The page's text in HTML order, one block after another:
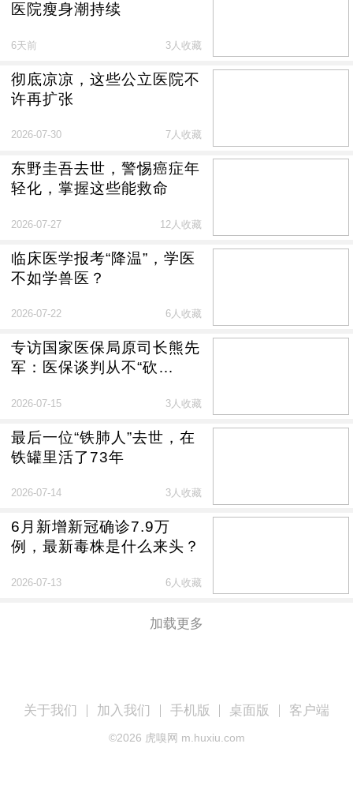
医院瘦身潮持续
6天前 3人收藏
彻底凉凉，这些公立医院不
许再扩张
2026-07-30 7人收藏
东野圭吾去世，警惕癌症年
轻化，掌握这些能救命
2026-07-27 12人收藏
临床医学报考“降温”，学医
不如学兽医？
2026-07-22 6人收藏
专访国家医保局原司长熊先
军：医保谈判从不“砍
2026-07-15 3人收藏
最后一位“铁肺人”去世，在
铁罐里活了73年
2026-07-14 3人收藏
6月新增新冠确诊7.9万
例，最新毒株是什么来头？
2026-07-13 6人收藏
加载更多
关于我们 加入我们 手机版 桌面版 客户端
©2026 虎嗅网 m.huxiu.com